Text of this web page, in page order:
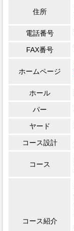
住所
電話番号
FAX番号
ホームページ
ホール
パー
ヤード
コース設計
コース
コース紹介